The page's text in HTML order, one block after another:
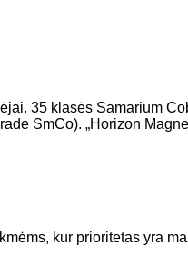
35 klasės Samarium
SmCo). „Horizon
kur prioritetas yra